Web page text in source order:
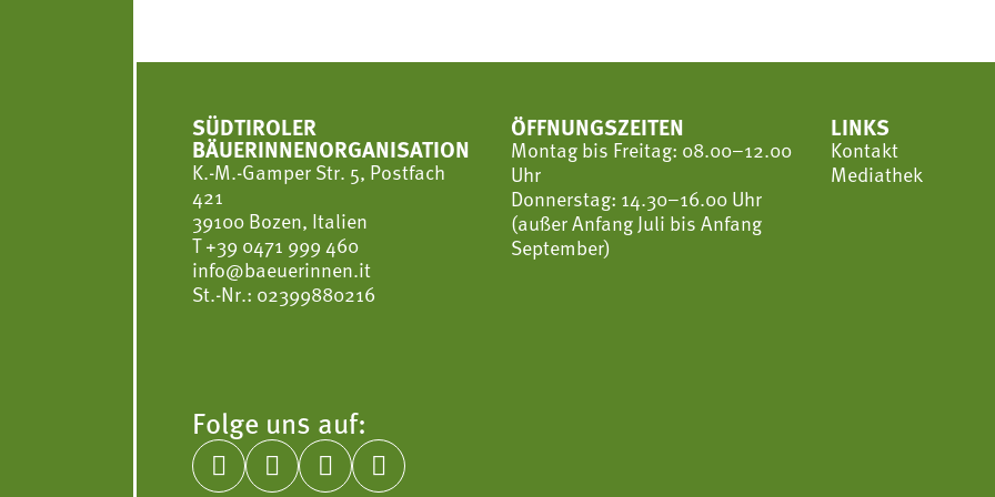
SÜDTIROLER
BÄUERINNENORGANISATION
K.-M.-Gamper Str. 5, Postfach
421
39100 Bozen, Italien
T+39 0471 999 460
info@baeuerinnen.it
St.-Nr.: 02399880216
ÖFFNUNGSZEITEN
Montag bis Freitag: 08.00–12.00
Uhr
Donnerstag: 14.30–16.00 Uhr
(außer Anfang Juli bis Anfang
September)
LINKS
Kontakt
Mediathek
Folge uns auf:
   